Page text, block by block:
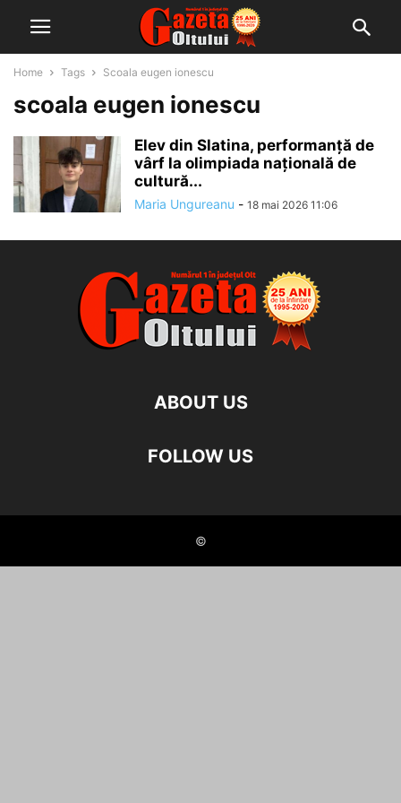
Home Tags Scoala eugen ionescu
scoala eugen ionescu
Elev din Slatina, performanță de
vârf la olimpiada națională de
cultură...
Maria Ungureanu - 18 mai 2026 11:06
ABOUT US
FOLLOW US
©